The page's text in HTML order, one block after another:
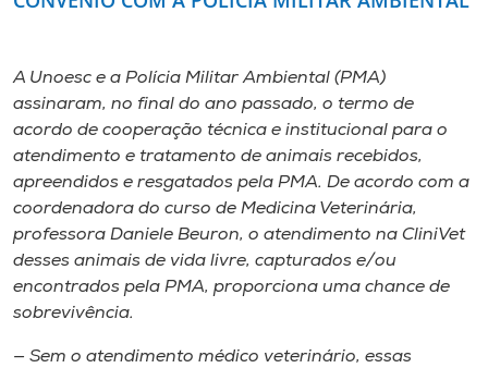
A Unoesc e a Polícia Militar Ambiental (PMA)
assinaram, no final do ano passado, o termo de
acordo de cooperação técnica e institucional para o
atendimento e tratamento de animais recebidos,
apreendidos e resgatados pela PMA. De acordo com a
coordenadora do curso de Medicina Veterinária,
professora Daniele Beuron, o atendimento na CliniVet
desses animais de vida livre, capturados e/ou
encontrados pela PMA, proporciona uma chance de
sobrevivência.
— Sem o atendimento médico veterinário, essas